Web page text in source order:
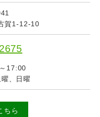
賀1-12-10
17:00
、日曜
ちら